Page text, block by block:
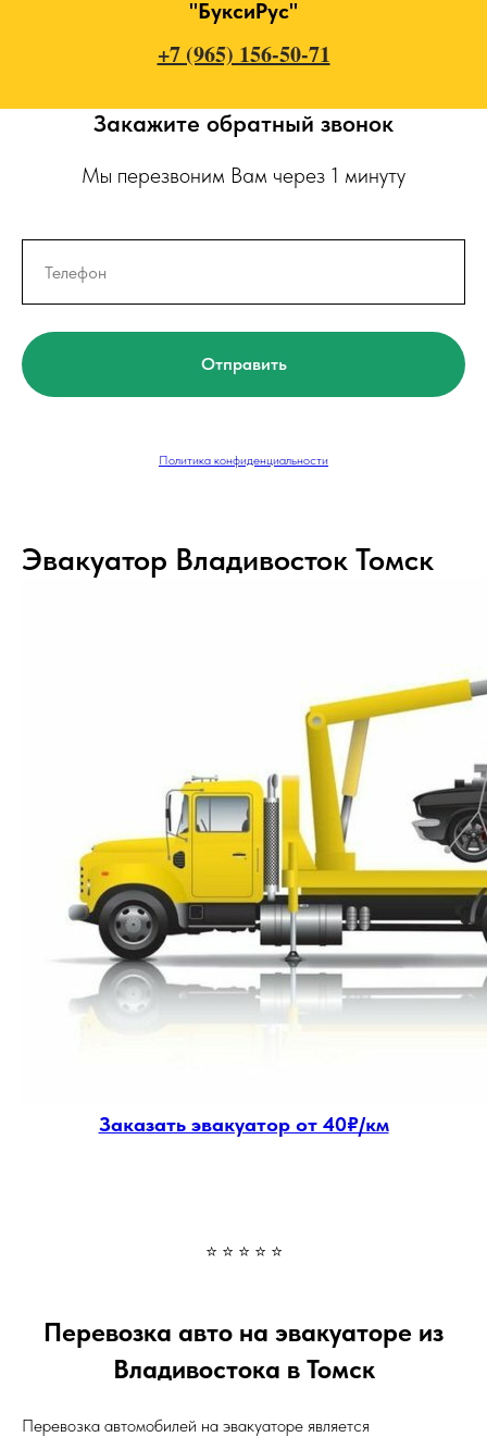
"БуксиРус"
+7 (965) 156-50-71
Закажите обратный звонок
Мы перезвоним Вам через 1 минуту
Отправить
Политика конфиденциальности
Эвакуатор Владивосток Томск
Заказать эвакуатор от 40₽/км
⭐ ⭐ ⭐ ⭐ ⭐
Перевозка авто на эвакуаторе из
Владивостока в Томск
Перевозка автомобилей на эвакуаторе является